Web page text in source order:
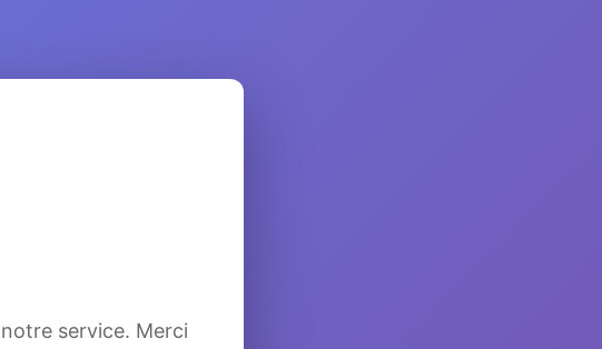
service. Merci